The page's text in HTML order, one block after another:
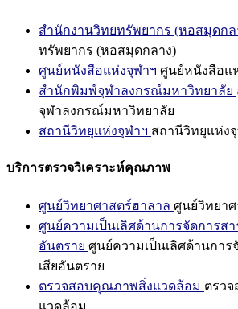
สำนักงานวิทยทรัพยากร (หอสมุดกล
ทรัพยากร (หอสมุดกลาง)
ศูนย์หนังสือแห่งจุฬาฯ ศูนย์หนังสือแ
สำนักพิมพ์จุฬาลงกรณ์มหาวิทยาลัย
จุฬาลงกรณ์มหาวิทยาลัย
สถานีวิทยุแห่งจุฬาฯ สถานีวิทยุแห่ง
บริการตรวจวิเคราะห์คุณภาพ
ศูนย์วิทยาศาสตร์ฮาลาล ศูนย์วิทยา
ศูนย์ความเป็นเลิศด้านการจัดการสา
อันตราย ศูนย์ความเป็นเลิศด้านการ
เสียอันตราย
ตรวจสอบคุณภาพสิ่งแวดล้อม ตรว
แวดล้อม